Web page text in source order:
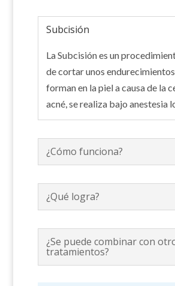
Subcisión
LaSubcisiónes un
de cortar unos
forman en la piel a causa de la
acné, se realiza bajo anestesia
¿Cómo funciona?
¿Qué logra?
¿Se puede combinar con
tratamientos?